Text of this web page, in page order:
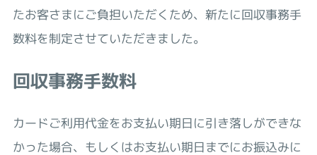
たお客さまにご負担いただくため、新たに回収事務手
数料を制定させていただきました。
回収事務手数料
カードご利用代金をお支払い期日に引き落しができな
かった場合、もしくはお支払い期日までにお振込みに